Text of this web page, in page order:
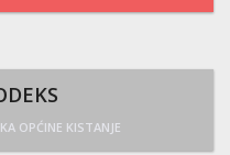
OPĆINE KISTANJE